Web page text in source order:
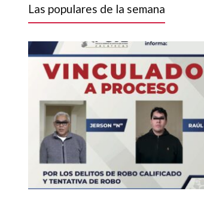
Las populares de la semana